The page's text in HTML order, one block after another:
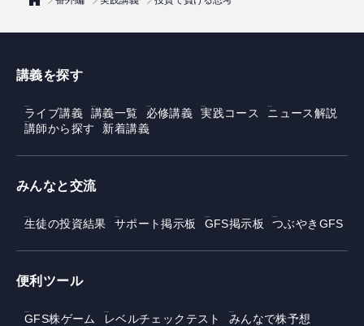
講義を探す
ライブ講義 講義一覧 必修講義 実践コース
ニュース解説
講師から探す
新着講義
みんなと交流
生徒の投資結果 サポート掲示板 GFS掲示板 つぶやきGFS
便利ツール
GFS株ゲーム レベルチェックテスト
みんなで株予想